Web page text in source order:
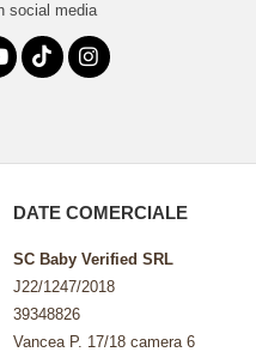
social media
DATE COMERCIALE
SC Baby Verified SRL
J22/1247/2018
39348826
Vancea P. 17/18 camera 6